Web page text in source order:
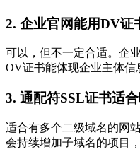
2. 企业官网能用DV证
可以，但不一定合适。企
OV证书能体现企业主体信
3. 通配符SSL证书适
适合有多个二级域名的网
会持续增加子域名的项目